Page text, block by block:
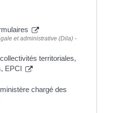
et administrative (Dila) -
territoriales,
EPCI
chargé des